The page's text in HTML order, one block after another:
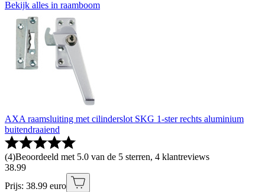
Bekijk alles in raamboom
AXA raamsluiting met cilinderslot SKG 1-ster rechts aluminium
buitendraaiend
(4)Beoordeeld met 5.0 van de 5 sterren, 4 klantreviews
38.99
Prijs: 38.99 euro